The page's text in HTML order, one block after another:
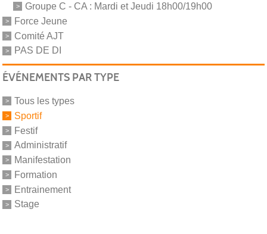
Groupe C - CA : Mardi et Jeudi 18h00/19h00
Force Jeune
Comité AJT
PAS DE DI
ÉVÉNEMENTS PAR TYPE
Tous les types
Sportif
Festif
Administratif
Manifestation
Formation
Entrainement
Stage